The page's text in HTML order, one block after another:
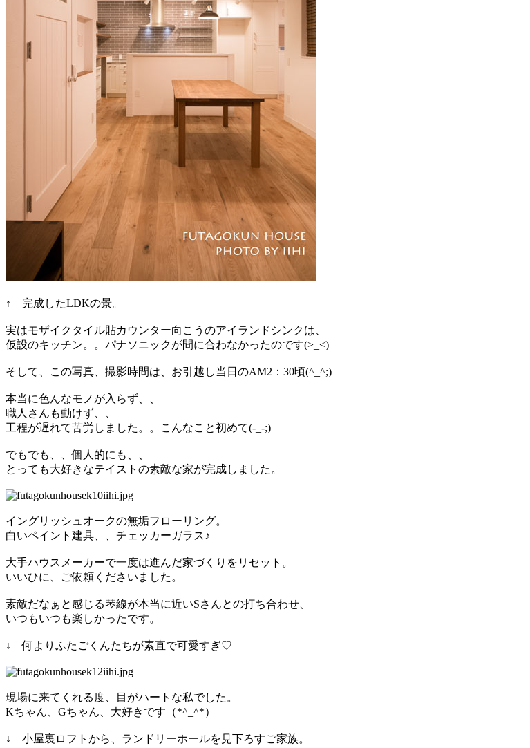
↑ 完成したLDKの景。
実はモザイクタイル貼カウンター向こうのアイランドシンクは、
仮設のキッチン。。パナソニックが間に合わなかったのです(>_<)
そして、この写真、撮影時間は、お引越し当日のAM2：30頃(^_^;)
本当に色んなモノが入らず、、
職人さんも動けず、、
工程が遅れて苦労しました。。こんなこと初めて(-_-;)
でもでも、、個人的にも、、
とっても大好きなテイストの素敵な家が完成しました。
イングリッシュオークの無垢フローリング。
白いペイント建具、、チェッカーガラス♪
大手ハウスメーカーで一度は進んだ家づくりをリセット。
いいひに、ご依頼くださいました。
素敵だなぁと感じる琴線が本当に近いSさんとの打ち合わせ、
いつもいつも楽しかったです。
↓ 何よりふたごくんたちが素直で可愛すぎ♡
現場に来てくれる度、目がハートな私でした。
Kちゃん、Gちゃん、大好きです（*^_^*）
↓ 小屋裏ロフトから、ランドリーホールを見下ろすご家族。